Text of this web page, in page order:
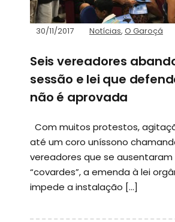
30/11/2017 Notícias, O Garoçá
Seis vereadores
sessão e lei que
não é aprovada
Com muitos protestos,
até um coro uníssono
vereadores que se
“covardes”, a emenda à lei
impede a instalação […]